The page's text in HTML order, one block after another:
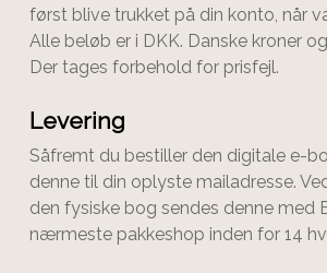
først blive trukket på din konto, når
Alle beløb er i DKK. Danske kroner
Der tages forbehold for prisfejl.
Levering
Såfremt du bestiller den digitale e-
denne til din oplyste mailadresse.
den fysiske bog sendes denne med
nærmeste pakkeshop inden for 14